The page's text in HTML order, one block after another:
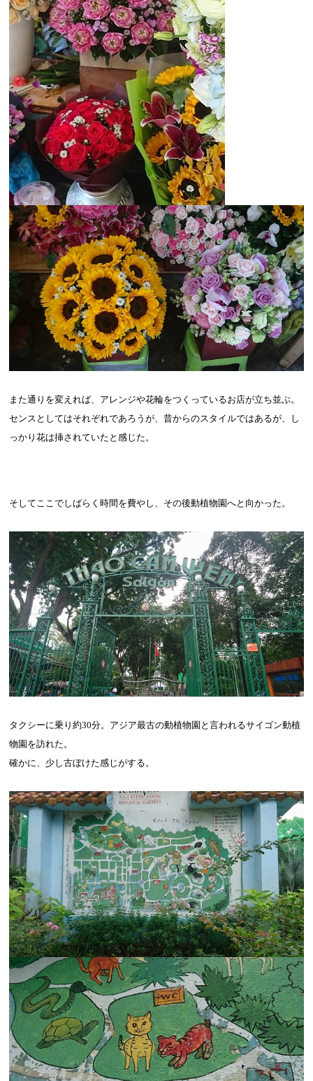
また通りを変えれば、アレンジや花輪をつくっているお店が立ち並ぶ。
センスとしてはそれぞれであろうが、昔からのスタイルではあるが、し
っかり花は挿されていたと感じた。
そしてここでしばらく時間を費やし、その後動植物園へと向かった。
タクシーに乗り約30分。アジア最古の動植物園と言われるサイゴン動植
物園を訪れた。
確かに、少し古ぼけた感じがする。